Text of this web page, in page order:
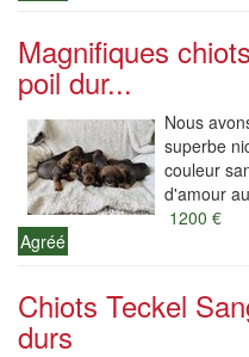
Magnifiques
poil dur...
Nous
superbe
couleur
d'amour
1200 €
Agréé
Chiots Teckel
durs